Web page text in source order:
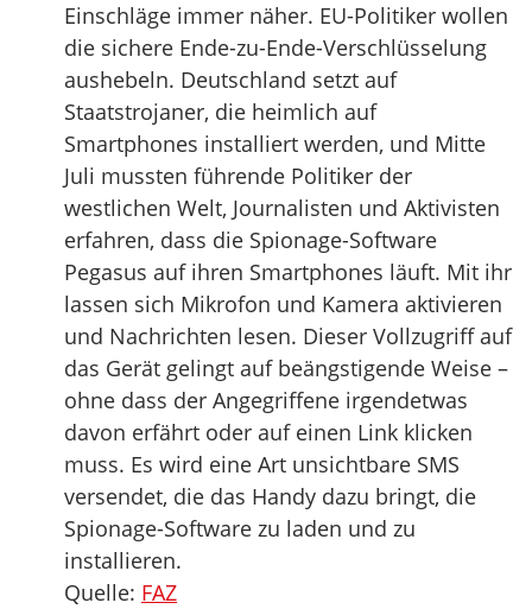
Einschläge immer näher. EU-Politiker wollen
die sichere Ende-zu-Ende-Verschlüsselung
aushebeln. Deutschland setzt auf
Staatstrojaner, die heimlich auf
Smartphones installiert werden, und Mitte
Juli mussten führende Politiker der
westlichen Welt, Journalisten und Aktivisten
erfahren, dass die Spionage-Software
Pegasus auf ihren Smartphones läuft. Mit ihr
lassen sich Mikrofon und Kamera aktivieren
und Nachrichten lesen. Dieser Vollzugriff auf
das Gerät gelingt auf beängstigende Weise –
ohne dass der Angegriffene irgendetwas
davon erfährt oder auf einen Link klicken
muss. Es wird eine Art unsichtbare SMS
versendet, die das Handy dazu bringt, die
Spionage-Software zu laden und zu
installieren.
Quelle: FAZ